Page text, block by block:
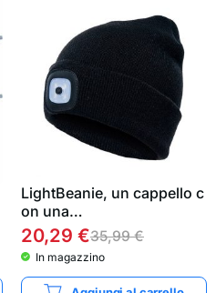
LightBeanie, un cappello c
on una…
20,29 €35,99€
In magazzino